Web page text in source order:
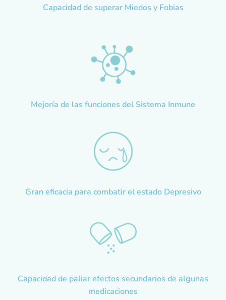
Capacidad de superar Miedos y Fobias
Mejoría de las funciones del Sistema Inmune
Gran eficacia para combatir el estado Depresivo
Capacidad de paliar efectos secundarios de algunas
medicaciones